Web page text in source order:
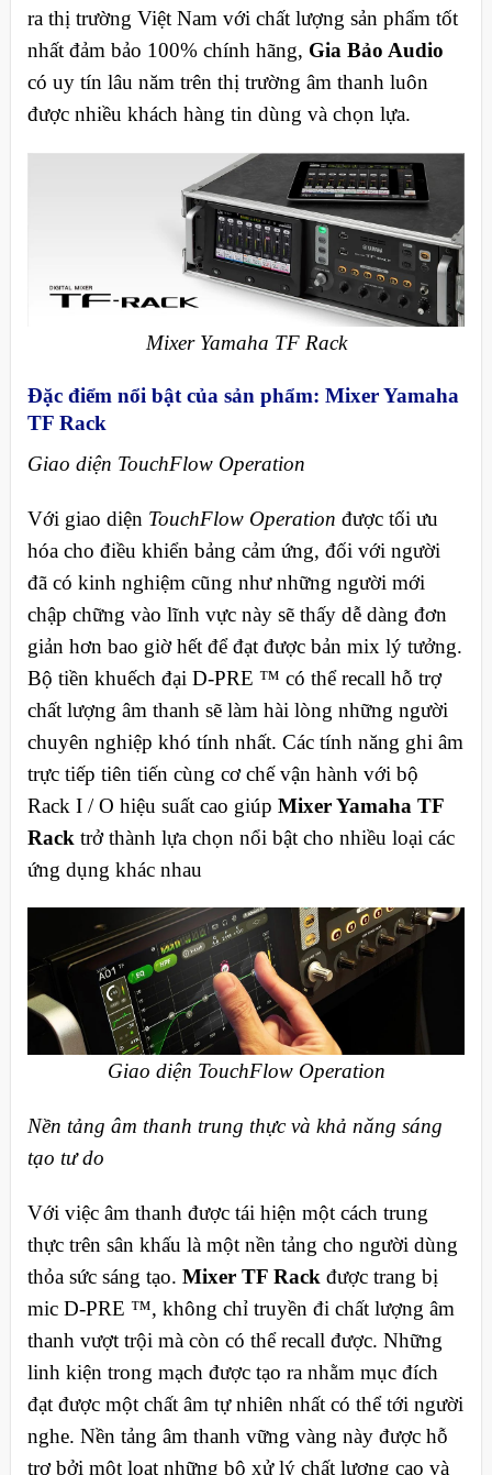
ra thị trường Việt Nam với chất lượng sản phẩm tốt
nhất đảm bảo 100% chính hãng, Gia Bảo Audio
có uy tín lâu năm trên thị trường âm thanh luôn
được nhiều khách hàng tin dùng và chọn lựa.
Mixer Yamaha TF Rack
Đặc điểm nổi bật của sản phẩm: Mixer Yamaha
TF Rack
Giao diện TouchFlow Operation
Với giao diện TouchFlow Operation được tối ưu
hóa cho điều khiển bảng cảm ứng, đối với người
đã có kinh nghiệm cũng như những người mới
chập chững vào lĩnh vực này sẽ thấy dễ dàng đơn
giản hơn bao giờ hết để đạt được bản mix lý tưởng.
Bộ tiền khuếch đại D-PRE ™ có thể recall hỗ trợ
chất lượng âm thanh sẽ làm hài lòng những người
chuyên nghiệp khó tính nhất. Các tính năng ghi âm
trực tiếp tiên tiến cùng cơ chế vận hành với bộ
Rack I / O hiệu suất cao giúp Mixer Yamaha TF
Rack trở thành lựa chọn nổi bật cho nhiều loại các
ứng dụng khác nhau
Giao diện TouchFlow Operation
Nền tảng âm thanh trung thực và khả năng sáng
tạo tư do
Với việc âm thanh được tái hiện một cách trung
thực trên sân khấu là một nền tảng cho người dùng
thỏa sức sáng tạo. Mixer TF Rack được trang bị
mic D-PRE ™, không chỉ truyền đi chất lượng âm
thanh vượt trội mà còn có thể recall được. Những
linh kiện trong mạch được tạo ra nhằm mục đích
đạt được một chất âm tự nhiên nhất có thể tới người
nghe. Nền tảng âm thanh vững vàng này được hỗ
trợ bởi một loạt những bộ xử lý chất lượng cao và